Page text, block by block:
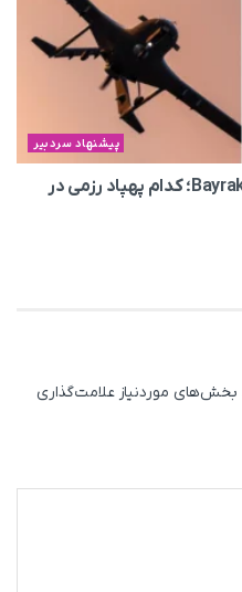
پیشنهاد سردبیر
مقایسه MQ-9 Reaper و Bayraktar TB2؛ کدام پهپاد رزمی در
بخش‌های موردنیاز علامت‌گذاری